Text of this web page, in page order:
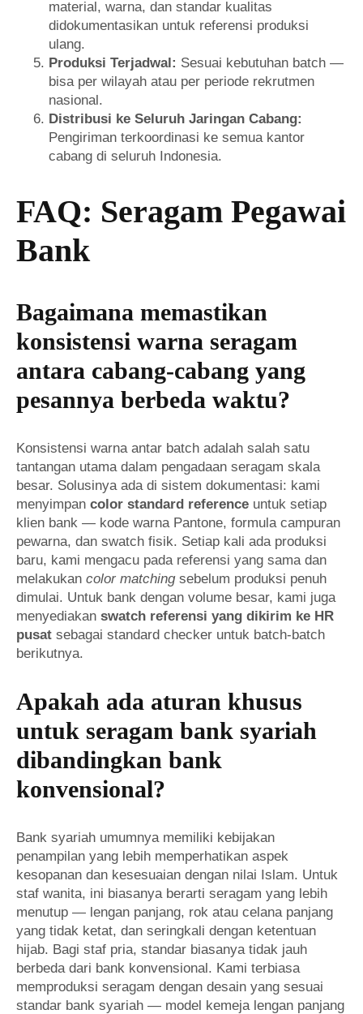
material, warna, dan standar kualitas
didokumentasikan untuk referensi produksi
ulang.
Produksi Terjadwal: Sesuai kebutuhan batch —
bisa per wilayah atau per periode rekrutmen
nasional.
Distribusi ke Seluruh Jaringan Cabang:
Pengiriman terkoordinasi ke semua kantor
cabang di seluruh Indonesia.
FAQ: Seragam Pegawai
Bank
Bagaimana memastikan
konsistensi warna seragam
antara cabang-cabang yang
pesannya berbeda waktu?
Konsistensi warna antar batch adalah salah satu
tantangan utama dalam pengadaan seragam skala
besar. Solusinya ada di sistem dokumentasi: kami
menyimpan color standard reference untuk setiap
klien bank — kode warna Pantone, formula campuran
pewarna, dan swatch fisik. Setiap kali ada produksi
baru, kami mengacu pada referensi yang sama dan
melakukan color matchingsebelum produksi penuh
dimulai. Untuk bank dengan volume besar, kami juga
menyediakan swatch referensi yang dikirim ke HR
pusat sebagai standard checker untuk batch-batch
berikutnya.
Apakah ada aturan khusus
untuk seragam bank syariah
dibandingkan bank
konvensional?
Bank syariah umumnya memiliki kebijakan
penampilan yang lebih memperhatikan aspek
kesopanan dan kesesuaian dengan nilai Islam. Untuk
staf wanita, ini biasanya berarti seragam yang lebih
menutup — lengan panjang, rok atau celana panjang
yang tidak ketat, dan seringkali dengan ketentuan
hijab. Bagi staf pria, standar biasanya tidak jauh
berbeda dari bank konvensional. Kami terbiasa
memproduksi seragam dengan desain yang sesuai
standar bank syariah — model kemeja lengan panjang